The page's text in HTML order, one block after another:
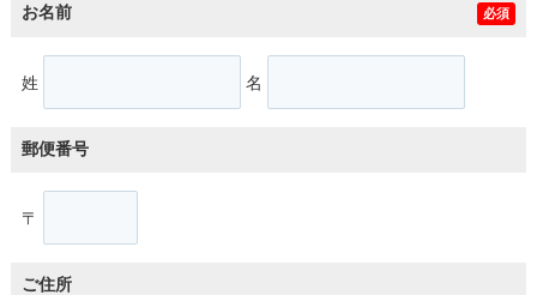
お名前 必須
姓 名
郵便番号
〒
ご住所